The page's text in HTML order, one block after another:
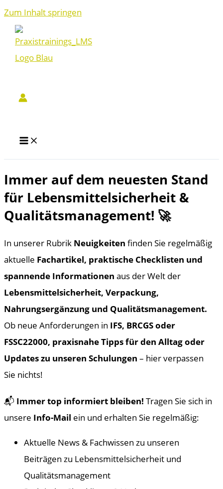
Zum Inhalt springen
Immer auf dem neuesten Stand
für Lebensmittelsicherheit &
Qualitätsmanagement! 🚀
In unserer Rubrik Neuigkeiten finden Sie regelmäßig
aktuelle Fachartikel, praktische Checklisten und
spannende Informationen aus der Welt der
Lebensmittelsicherheit, Verpackung,
Nahrungsergänzung und Qualitätsmanagement.
Ob neue Anforderungen in IFS, BRCGS oder
FSSC22000, praxisnahe Tipps für den Alltag oder
Updates zu unseren Schulungen – hier verpassen
Sie nichts!
📬 Immer top informiert bleiben! Tragen Sie sich in
unsere Info-Mail ein und erhalten Sie regelmäßig:
Aktuelle News & Fachwissen zu unseren
Beiträgen zu Lebensmittelsicherheit und
Qualitätsmanagement